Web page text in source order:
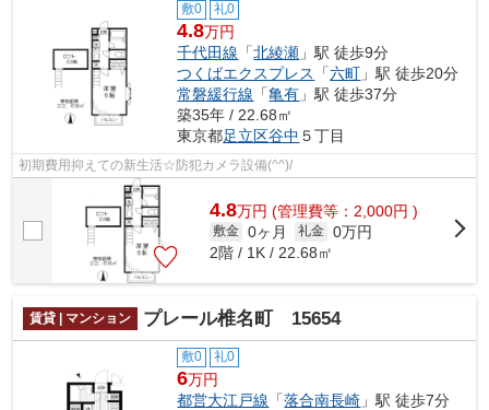
敷0 礼0
4.8万円
千代田線 「北綾瀬 」駅 徒歩9分
つくばエクスプレス
「六町 」駅 徒歩20分
常磐緩行線 「亀有 」駅 徒歩37分
築35年 / 22.68㎡
東京都足立区谷中 ５丁目
初期費用抑えての新生活☆防犯カメラ設備(^^)/
4.8万円 (管理費等：2,000円 )
敷金 0ヶ月 礼金 0万円
2階 / 1K / 22.68㎡
賃貸 | マンション プレール椎名町 15654
敷0 礼0
6万円
都営大江戸線 「落合南長崎 」駅 徒歩7分